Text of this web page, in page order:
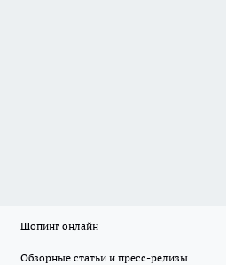
Шопинг онлайн
Обзорные статьи и пресс-релизы